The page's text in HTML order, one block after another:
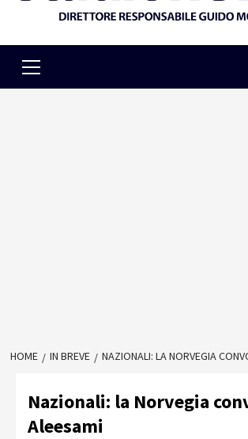
Menu
HOME IN BREVE NAZIONALI: LA NORVEGIA
Nazionali: la Norvegia
Aleesami